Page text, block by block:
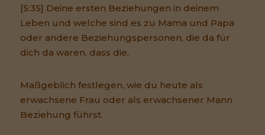
[5:35] Deine ersten Beziehungen in deinem
Leben und welche sind es zu Mama und Papa
oder andere Beziehungspersonen, die da für
dich da waren, dass die,
Maßgeblich festlegen, wie du heute als
erwachsene Frau oder als erwachsener Mann
Beziehung führst.